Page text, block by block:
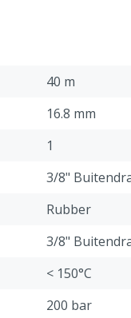
40 m
16.8 mm
1
3/8"
Rubber
3/8"
< 150°C
200 bar